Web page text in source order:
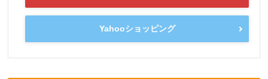
Yahooショッピング